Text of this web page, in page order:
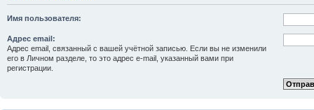
Имя пользователя:
Адрес email:
Адрес email, связанный с вашей учётной записью. Если вы не изменили
его в Личном разделе, то это адрес e-mail, указанный вами при
регистрации.